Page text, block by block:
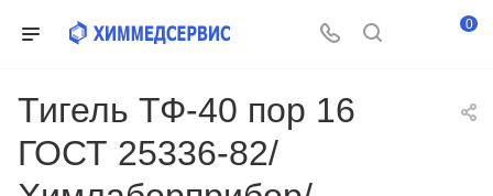
0
Тигель ТФ-40 пор 16
ГОСТ 25336-82/